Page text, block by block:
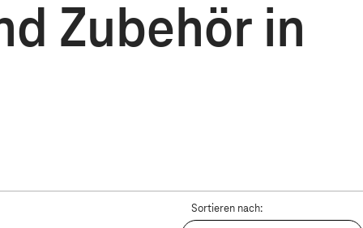
Zubehör in
Sortieren nach: